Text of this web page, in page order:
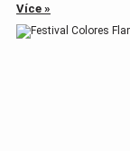
Více »